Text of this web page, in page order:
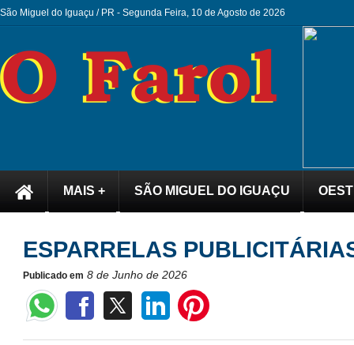
São Miguel do Iguaçu / PR - Segunda Feira, 10 de Agosto de 2026
MAIS + SÃO MIGUEL DO IGUAÇU
ESPARRELAS
Publicado em 8 de Junho de 2026